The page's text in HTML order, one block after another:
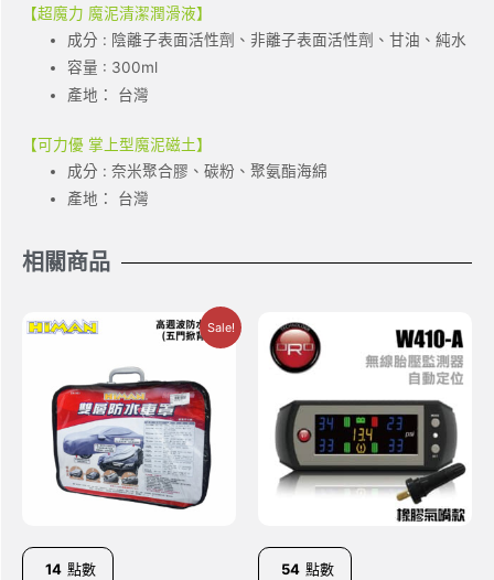
【超魔力 魔泥清潔潤滑液】
成分 : 陰離子表面活性劑、非離子表面活性劑、甘油、純水
容量 : 300ml
產地： 台灣
【可力優 掌上型魔泥磁土】
成分 : 奈米聚合膠、碳粉、聚氨酯海綿
產地： 台灣
相關商品
Sale!
14 點數 54 點數